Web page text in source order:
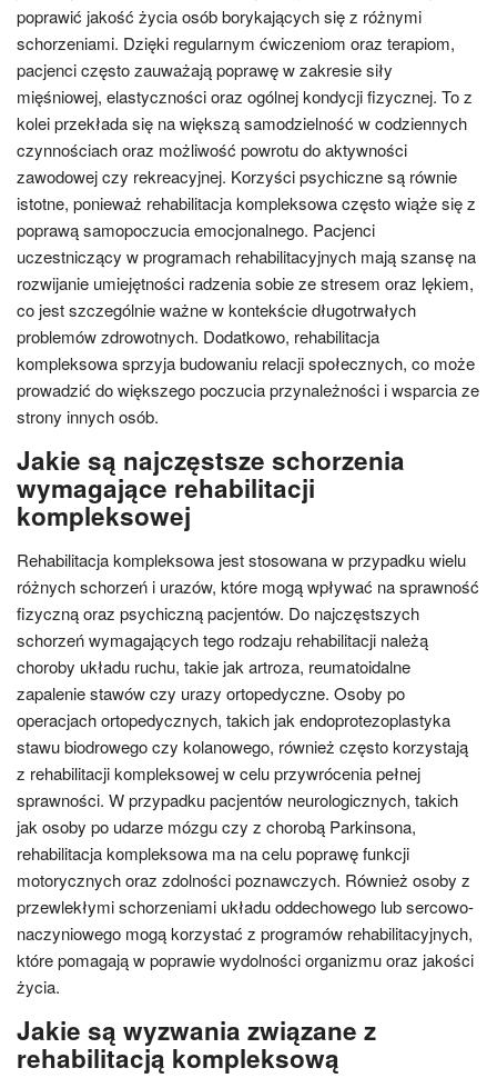
poprawić jakość życia osób borykających się z różnymi
schorzeniami. Dzięki regularnym ćwiczeniom oraz terapiom,
pacjenci często zauważają poprawę w zakresie siły
mięśniowej, elastyczności oraz ogólnej kondycji fizycznej. To z
kolei przekłada się na większą samodzielność w codziennych
czynnościach oraz możliwość powrotu do aktywności
zawodowej czy rekreacyjnej. Korzyści psychiczne są równie
istotne, ponieważ rehabilitacja kompleksowa często wiąże się z
poprawą samopoczucia emocjonalnego. Pacjenci
uczestniczący w programach rehabilitacyjnych mają szansę na
rozwijanie umiejętności radzenia sobie ze stresem oraz lękiem,
co jest szczególnie ważne w kontekście długotrwałych
problemów zdrowotnych. Dodatkowo, rehabilitacja
kompleksowa sprzyja budowaniu relacji społecznych, co może
prowadzić do większego poczucia przynależności i wsparcia ze
strony innych osób.
Jakie są najczęstsze schorzenia
wymagające rehabilitacji
kompleksowej
Rehabilitacja kompleksowa jest stosowana w przypadku wielu
różnych schorzeń i urazów, które mogą wpływać na sprawność
fizyczną oraz psychiczną pacjentów. Do najczęstszych
schorzeń wymagających tego rodzaju rehabilitacji należą
choroby układu ruchu, takie jak artroza, reumatoidalne
zapalenie stawów czy urazy ortopedyczne. Osoby po
operacjach ortopedycznych, takich jak endoprotezoplastyka
stawu biodrowego czy kolanowego, również często korzystają
z rehabilitacji kompleksowej w celu przywrócenia pełnej
sprawności. W przypadku pacjentów neurologicznych, takich
jak osoby po udarze mózgu czy z chorobą Parkinsona,
rehabilitacja kompleksowa ma na celu poprawę funkcji
motorycznych oraz zdolności poznawczych. Również osoby z
przewlekłymi schorzeniami układu oddechowego lub sercowo-
naczyniowego mogą korzystać z programów rehabilitacyjnych,
które pomagają w poprawie wydolności organizmu oraz jakości
życia.
Jakie są wyzwania związane z
rehabilitacją kompleksową